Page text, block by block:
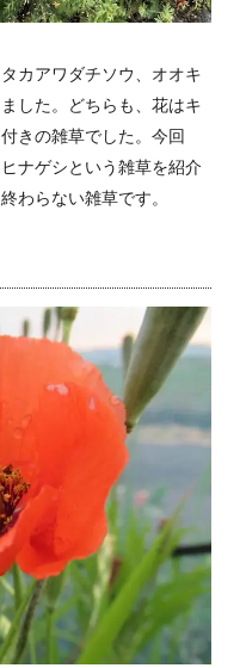
カアワダチソウ、オオキ
した。どちらも、花はキ
きの雑草でした。今回
ナゲシという雑草を紹介
わらない雑草です。